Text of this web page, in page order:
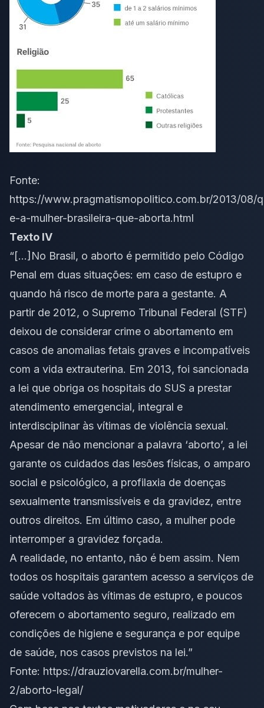
Fonte:
https://www.pragmatismopolitico.com.br/2013/08/
e-a-mulher-brasileira-que-aborta.html
Texto IV
“[…]No Brasil, o aborto é permitido pelo Código
Penal em duas situações: em caso de estupro e
quando há risco de morte para a gestante. A
partir de 2012, o Supremo Tribunal Federal (STF)
deixou de considerar crime o abortamento em
casos de anomalias fetais graves e incompatíveis
com a vida extrauterina. Em 2013, foi sancionada
a lei que obriga os hospitais do SUS a prestar
atendimento emergencial, integral e
interdisciplinar às vítimas de violência sexual.
Apesar de não mencionar a palavra ‘aborto’, a lei
garante os cuidados das lesões físicas, o amparo
social e psicológico, a profilaxia de doenças
sexualmente transmissíveis e da gravidez, entre
outros direitos. Em último caso, a mulher pode
interromper a gravidez forçada.
A realidade, no entanto, não é bem assim. Nem
todos os hospitais garantem acesso a serviços de
saúde voltados às vítimas de estupro, e poucos
oferecem o abortamento seguro, realizado em
condições de higiene e segurança e por equipe
de saúde, nos casos previstos na lei.”
Fonte: https://drauziovarella.com.br/mulher-
2/aborto-legal/